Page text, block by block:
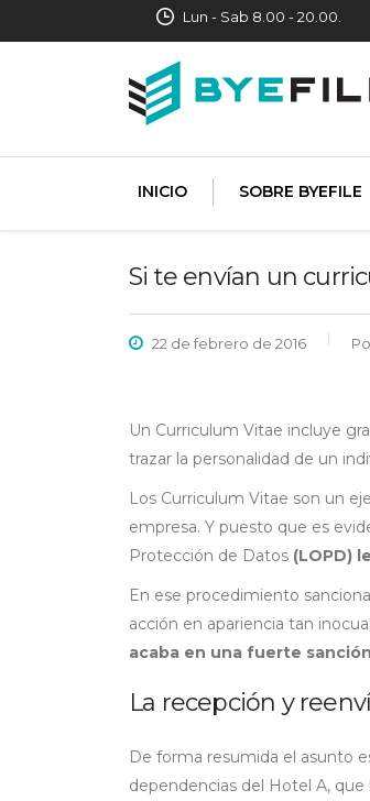
Lun - Sab 8.00 - 20.00.
INICIO SOBRE BYEFILE
Si te envían un
22 de febrero de 2016
Un Curriculum Vitae incluye
trazar la personalidad de un
Los Curriculum Vitae son un
empresa. Y puesto que es
Protección de Datos (LOPD)
En ese procedimiento
acción en apariencia tan
acaba en una fuerte
La recepción y
De forma resumida el asunto
dependencias del Hotel A,